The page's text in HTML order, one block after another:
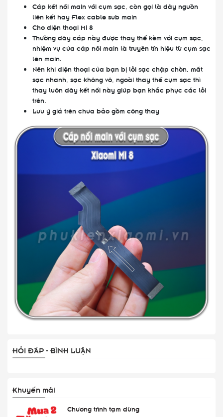
Cáp kết nối main với cụm sạc, còn gọi là dây nguồn
liên kết hay Flex cable sub main
Cho điện thoại Mi 8
Thường dây cáp này được thay thế kèm với cụm sạc,
nhiệm vụ của cáp nối main là truyền tín hiệu từ cụm sạc
lên main.
Nên khi điện thoại của bạn bị lỗi sạc chập chờn, mất
sạc nhanh, sạc không vô, ngoài thay thế cụm sạc thì
thay luôn dây kết nối này giúp bạn khắc phục các lỗi
trên.
Lưu ý giá trên chưa bảo gồm công thay
HỎI ĐÁP - BÌNH LUẬN
Khuyến mãi
Chương trình tạm dừng